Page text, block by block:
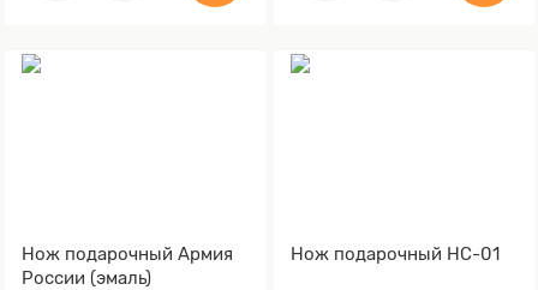
Нож подарочный Армия
России (эмаль)
Нож подарочный НС-01